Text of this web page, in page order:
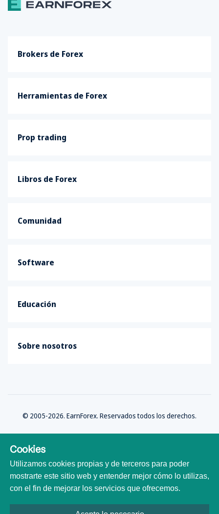
Brokers de Forex
Herramientas de Forex
Prop trading
Libros de Forex
Comunidad
Software
Educación
Sobre nosotros
© 2005-2026. EarnForex. Reservados todos los derechos.
Desarrollado por
Cookies
Utilizamos cookies propias y de terceros para poder
mostrarte este sitio web y entender mejor cómo lo utilizas,
con el fin de mejorar los servicios que ofrecemos.